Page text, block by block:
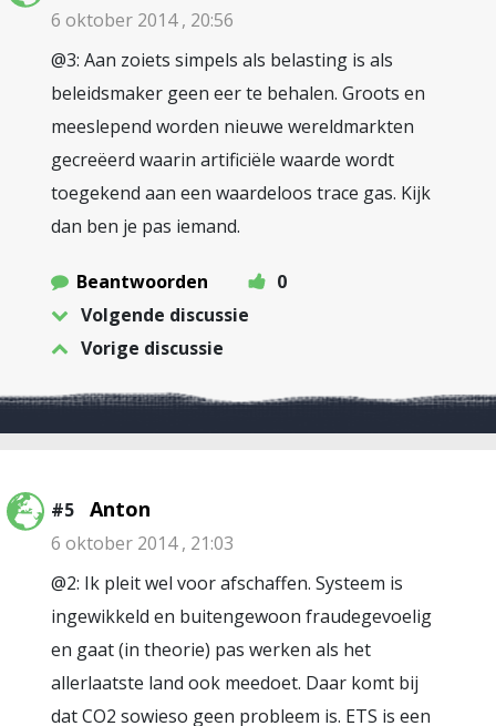
6 oktober 2014 , 20:56
@3: Aan zoiets simpels als belasting is als
beleidsmaker geen eer te behalen. Groots en
meeslepend worden nieuwe wereldmarkten
gecreëerd waarin artificiële waarde wordt
toegekend aan een waardeloos trace gas. Kijk
dan ben je pas iemand.
Beantwoorden
0
Volgende discussie
Vorige discussie
#5 Anton
6 oktober 2014 , 21:03
@2: Ik pleit wel voor afschaffen. Systeem is
ingewikkeld en buitengewoon fraudegevoelig
en gaat (in theorie) pas werken als het
allerlaatste land ook meedoet. Daar komt bij
dat CO2 sowieso geen probleem is. ETS is een